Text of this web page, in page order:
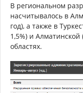
В региональном
насчитывалось в
год), а также в
1,5%) и Алматинской
областях.